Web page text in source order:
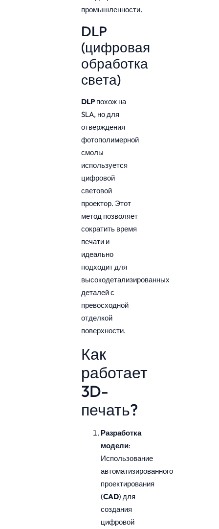
промышленности.
DLP
(цифровая
обработка
света)
DLP похож на
SLA, но для
отверждения
фотополимерной
смолы
используется
цифровой
световой
проектор. Этот
метод позволяет
сократить время
печати и
идеально
подходит для
высокодетализированных
деталей с
превосходной
отделкой
поверхности.
Как
работает
3D-
печать?
Разработка
модели:
Использование
автоматизированного
проектирования
(CAD) для
создания
цифровой